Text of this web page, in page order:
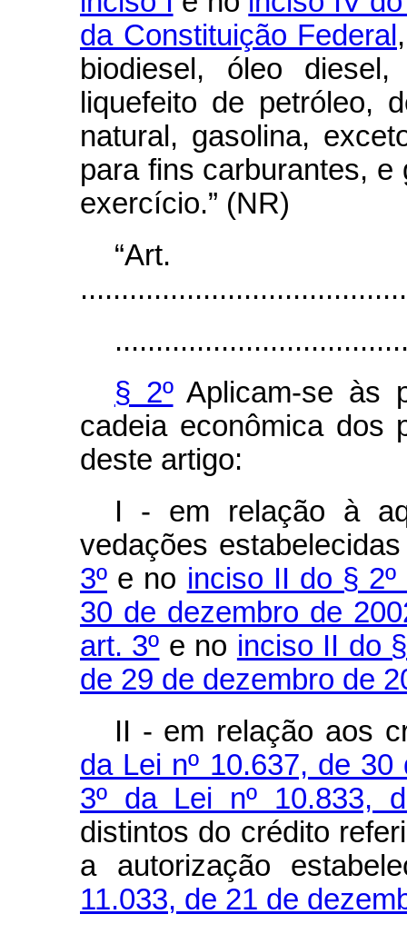
da Constituição Federal
biodiesel, óleo
liquefeito de petróleo,
natural, gasolina,
para fins carburantes,
exercício.” (NR)
§ 2ºAplicam-se às
cadeia econômica
deste artigo:
I - em relação à
vedações
3º e no inciso II do §
30 de dezembro de
art. 3º e no inciso II do
de 29 de dezembro de
II - em relação aos
da Lei nº 10.637, de
3º da Lei nº 10.833,
distintos do crédito
a autorização
11.033, de 21 de